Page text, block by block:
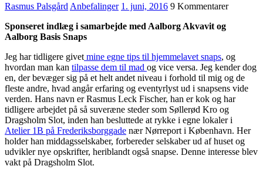
Rasmus Palsgård Anbefalinger 1. juni, 2016 9 Kommentarer
Sponseret indlæg i samarbejde med Aalborg Akvavit og
Aalborg Basis Snaps
Jeg har tidligere givet mine egne tips til hjemmelavet snaps, og
hvordan man kan tilpasse dem til mad og vice versa. Jeg kender dog
en, der bevæger sig på et helt andet niveau i forhold til mig og de
fleste andre, hvad angår erfaring og eventyrlyst ud i snapsens vide
verden. Hans navn er Rasmus Leck Fischer, han er kok og har
tidligere arbejdet på så suveræne steder som Søllerød Kro og
Dragsholm Slot, inden han besluttede at rykke i egne lokaler i
Atelier 1B på Frederiksborggade nær Nørreport i København. Her
holder han middagsselskaber, forbereder selskaber ud af huset og
udvikler nye opskrifter, heriblandt også snapse. Denne interesse blev
vakt på Dragsholm Slot.